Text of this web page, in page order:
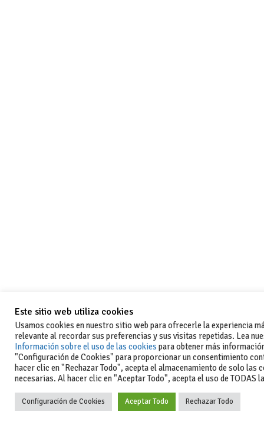
Este sitio web utiliza cookies
Usamos cookies en nuestro sitio web para ofrecerle la experiencia
relevante al recordar sus preferencias y sus visitas repetidas. Lea
Información sobre el uso de las cookies para obtener más
"Configuración de Cookies" para proporcionar un consentimiento
hacer clic en "Rechazar Todo", acepta el almacenamiento de solo las
necesarias. Al hacer clic en "Aceptar Todo", acepta el uso de TODAS
Configuración de Cookies Aceptar Todo Rechazar Todo